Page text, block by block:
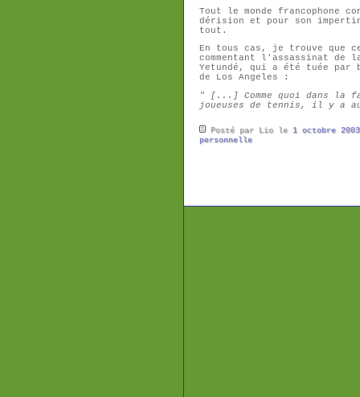
Tout le monde francophone
dérision et pour son
tout.
En tous cas, je trouve que
commentant l'assassinat de
Yetundé, qui a été tuée
de Los Angeles :
" [...] Comme quoi dans la
joueuses de tennis, il y a
Posté par Lio le 1 octobre 2003
personnelle